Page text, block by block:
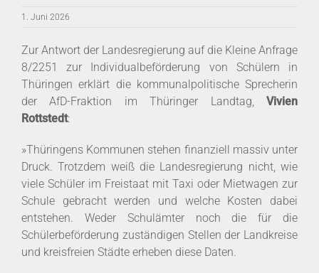
1. Juni 2026
Zur Antwort der Landesregierung auf die Kleine Anfrage
8/2251 zur Individualbeförderung von Schülern in
Thüringen erklärt die kommunalpolitische Sprecherin
der AfD-Fraktion im Thüringer Landtag,Vivien
Rottstedt:
»Thüringens Kommunen stehen finanziell massiv unter
Druck. Trotzdem weiß die Landesregierung nicht, wie
viele Schüler im Freistaat mit Taxi oder Mietwagen zur
Schule gebracht werden und welche Kosten dabei
entstehen. Weder Schulämter noch die für die
Schülerbeförderung zuständigen Stellen der Landkreise
und kreisfreien Städte erheben diese Daten.